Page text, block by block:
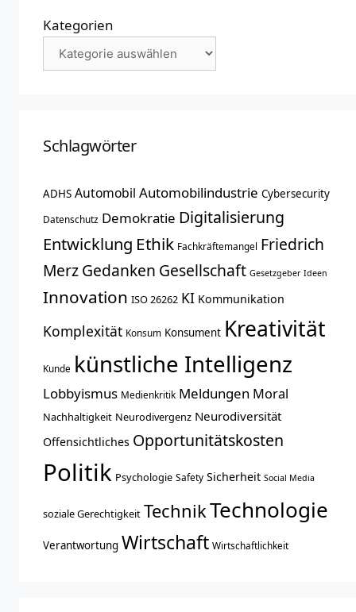
Kategorien
Schlagwörter
ADHS Automobil Automobilindustrie Cybersecurity
Datenschutz Demokratie Digitalisierung
Entwicklung Ethik Fachkräftemangel Friedrich
MerzGedanken Gesellschaft Gesetzgeber Ideen
Innovation ISO 26262 KI Kommunikation
Komplexität Konsum Konsument Kreativität
Kunde künstliche Intelligenz
Lobbyismus Medienkritik Meldungen Moral
Nachhaltigkeit Neurodivergenz Neurodiversität
Offensichtliches Opportunitätskosten
Politik Psychologie Safety Sicherheit Social Media
soziale Gerechtigkeit TechnikTechnologie
Verantwortung Wirtschaft Wirtschaftlichkeit